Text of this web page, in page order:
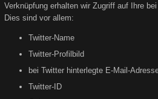
Verknüpfung erhalten wir Zugriff auf Ihre
Dies sind vor allem:
Twitter-Name
Twitter-Profilbild
bei Twitter hinterlegte E-Mail-
Twitter-ID